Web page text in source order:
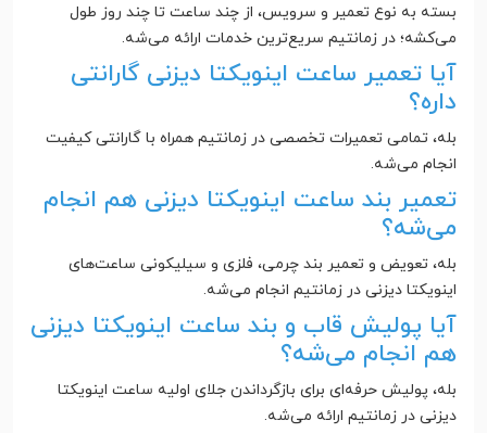
بسته به نوع تعمیر و سرویس، از چند ساعت تا چند روز طول
می‌کشه؛ در زمانتیم سریع‌ترین خدمات ارائه می‌شه.
آیا تعمیر ساعت اینویکتا دیزنی گارانتی
داره؟
بله، تمامی تعمیرات تخصصی در زمانتیم همراه با گارانتی کیفیت
انجام می‌شه.
تعمیر بند ساعت اینویکتا دیزنی هم انجام
می‌شه؟
بله، تعویض و تعمیر بند چرمی، فلزی و سیلیکونی ساعت‌های
اینویکتا دیزنی در زمانتیم انجام می‌شه.
آیا پولیش قاب و بند ساعت اینویکتا دیزنی
هم انجام می‌شه؟
بله، پولیش حرفه‌ای برای بازگرداندن جلای اولیه ساعت اینویکتا
دیزنی در زمانتیم ارائه می‌شه.